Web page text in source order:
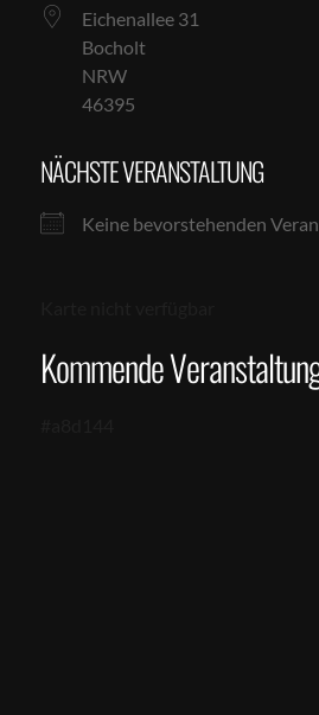
Eichenallee 31
Bocholt
NRW
46395
NÄCHSTE VERANSTALTUNG
Keine bevorstehenden
Kommende